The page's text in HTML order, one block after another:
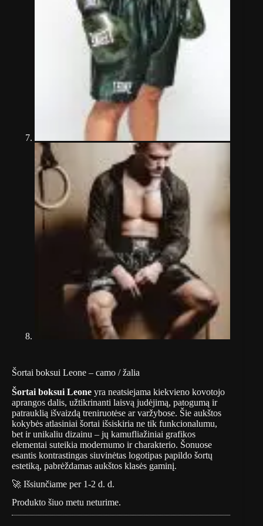
Šortai boksui Leone – camo / žalia
Šortai boksui Leone yra neatsiejama kiekvieno kovotojo
aprangos dalis, užtikrinanti laisvą judėjimą, patogumą ir
patrauklią išvaizdą treniruotėse ar varžybose. Šie aukštos
kokybės atlasiniai šortai išsiskiria ne tik funkcionalumu,
bet ir unikaliu dizainu – jų kamufliažiniai grafikos
elementai suteikia modernumo ir charakterio. Šonuose
esantis kontrastingas siuvinėtas logotipas papildo šortų
estetiką, pabrėždamas aukštos klasės gaminį.
🚀 Išsiunčiame per 1-2 d. d.
Produkto šiuo metu neturime.